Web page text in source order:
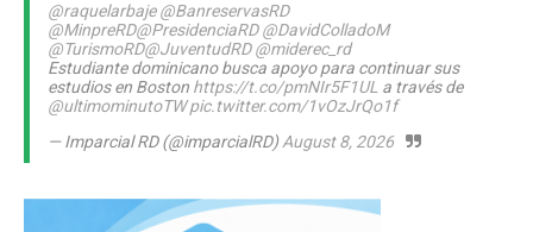
@raquelarbaje @BanreservasRD
@MinpreRD@PresidenciaRD @DavidColladoM
@TurismoRD@JuventudRD @miderec_rd
Estudiante dominicano busca apoyo para continuar sus
estudios en Boston https://t.co/pmNIr5F1UL a través de
@ultimominutoTW pic.twitter.com/1vOzJrQo1f
— Imparcial RD (@imparcialRD)August 8, 2026